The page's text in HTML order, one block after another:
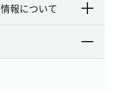
報について